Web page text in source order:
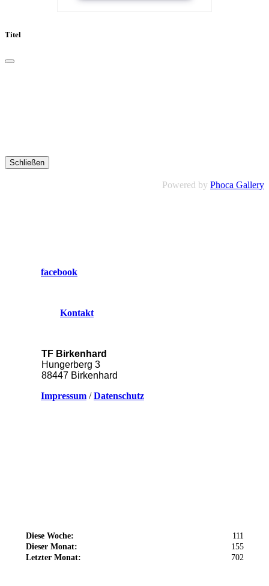
Titel
Schließen
Powered by Phoca Gallery
facebook
Kontakt
TF Birkenhard
Hungerberg 3
88447 Birkenhard
Impressum /Datenschutz
Diese Woche:
111
Dieser Monat:
155
Letzter Monat:
702